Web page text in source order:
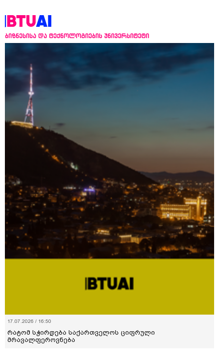
ბიზნესისა და ტექნოლოგიების უნივერსიტეტი
17.07.2026 / 16:50
რატომ სჭირდება საქართველოს ციფრული
მრავალფეროვნება